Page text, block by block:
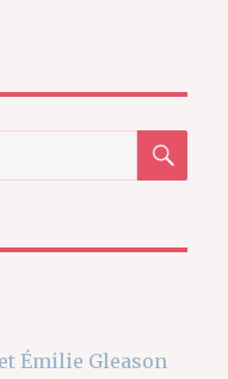
Émilie Gleason